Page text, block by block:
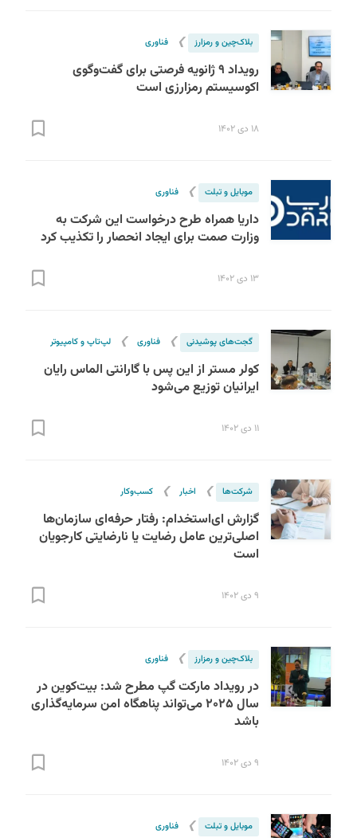
بلاک‌چین و رمزارز ❯ فناوری
رویداد ۹ ژانویه فرصتی برای گفت‌وگوی
اکوسیستم رمزارزی است
۱۸ دی ۱۴۰۲
موبایل و تبلت ❯ فناوری
داریا همراه طرح درخواست این شرکت به
وزارت صمت برای ایجاد انحصار را تکذیب کرد
۱۳ دی ۱۴۰۲
گجت‌های پوشیدنی ❯ فناوری ❯ لپ‌تاپ و کامپیوتر
کولر مستر از این پس با گارانتی الماس رایان
ایرانیان توزیع می‌شود
۱۱ دی ۱۴۰۲
شرکت‌ها ❯ اخبار ❯ کسب‌و‌کار
گزارش ای‌استخدام: رفتار حرفه‌ای سازمان‌ها
اصلی‌ترین عامل رضایت یا نارضایتی کارجویان
است
۹ دی ۱۴۰۲
بلاک‌چین و رمزارز ❯ فناوری
در رویداد مارکت گپ مطرح شد: بیت‌کوین در
سال ۲۰۲۵ می‌تواند پناهگاه امن سرمایه‌گذاری
باشد
۹ دی ۱۴۰۲
موبایل و تبلت ❯ فناوری